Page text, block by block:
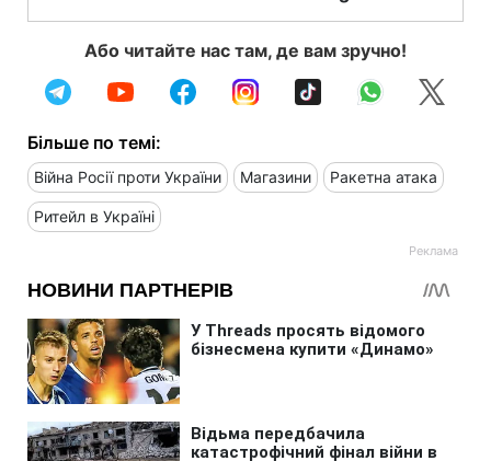
Або читайте нас там, де вам зручно!
Більше по темі:
Війна Росії проти України Магазини Ракетна атака
Ритейл в Україні